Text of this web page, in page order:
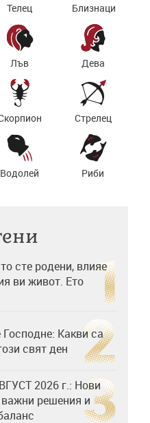
Телец Близнаци
Лъв Дева
Стрелец
Водолей Риби
сте родени, влияе
ви живот. Ето
Какви са
свят ден
2026 г.: Нови
решения и